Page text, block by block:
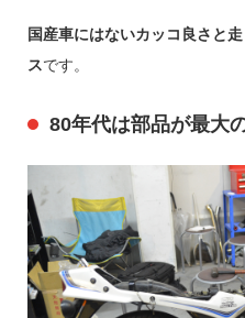
国産車にはないカッコ良さと
スです。
80年代は部品が最大